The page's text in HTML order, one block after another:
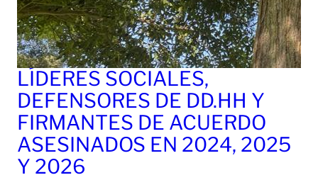
LÍDERES SOCIALES,
DEFENSORES DE DD.HH Y
FIRMANTES DE ACUERDO
ASESINADOS EN 2024, 2025
Y 2026